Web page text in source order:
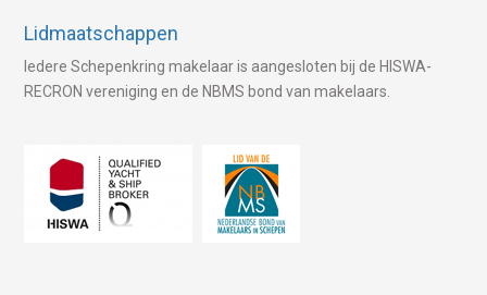
Lidmaatschappen
Iedere Schepenkring makelaar is aangesloten bij de HISWA-
RECRON vereniging en de NBMS bond van makelaars.